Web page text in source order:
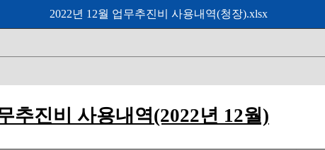
2022년 12월 업무추진비 사용내역(청장).xlsx